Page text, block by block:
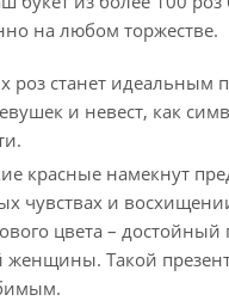
на любом торжестве.
роз станет идеальным
и невест, как
красные намекнут
чувствах и
цвета – достойный
женщины. Такой